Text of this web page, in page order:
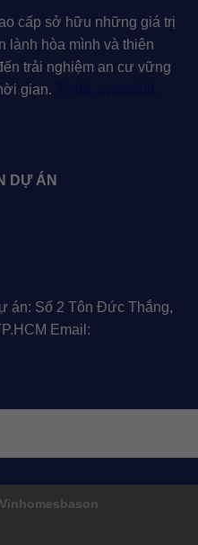
cấp sở hữu những giá trị
lành hòa mình và thiên
trải nghiệm an cư vững
gian.
DỰ ÁN
án: Số 2 Tôn Đức Thắng,
Email:
Vinhomesbason